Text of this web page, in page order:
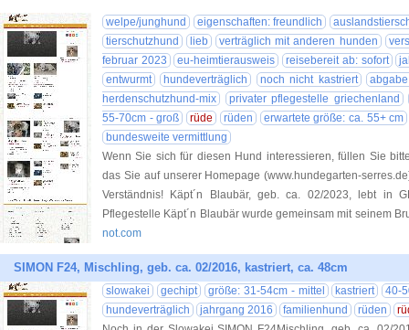
welpe/junghund eigenschaften: freundlich
tierschutzhund
lieb verträglich mit anderen hunden
februar 2023
eu-heimtierausweis reisebereit ab: sofort
entwurmt
hundeverträglich noch nicht kastriert
herdenschutzhund-mix
privater pflegestelle griechenland
55-70cm - groß
rüde rüden
erwartete größe: ca. 55+ cm
bundesweite vermittlung
Wenn Sie sich für diesen Hund interessieren, füllen Sie
das Sie auf unserer Homepage (www.hundegarten-
Verständnis! Käpt´n Blaubär, geb. ca. 02/2023, lebt in
Pflegestelle Käpt´n Blaubär wurde gemeinsam mit seinem
not.com
SIMON F24, Mischling, geb. ca. 02/2016, kastriert, ca. 48cm
slowakei gechipt größe: 31-54cm - mittel kastriert
40-
hundeverträglich
jahrgang 2016 familienhund rüden